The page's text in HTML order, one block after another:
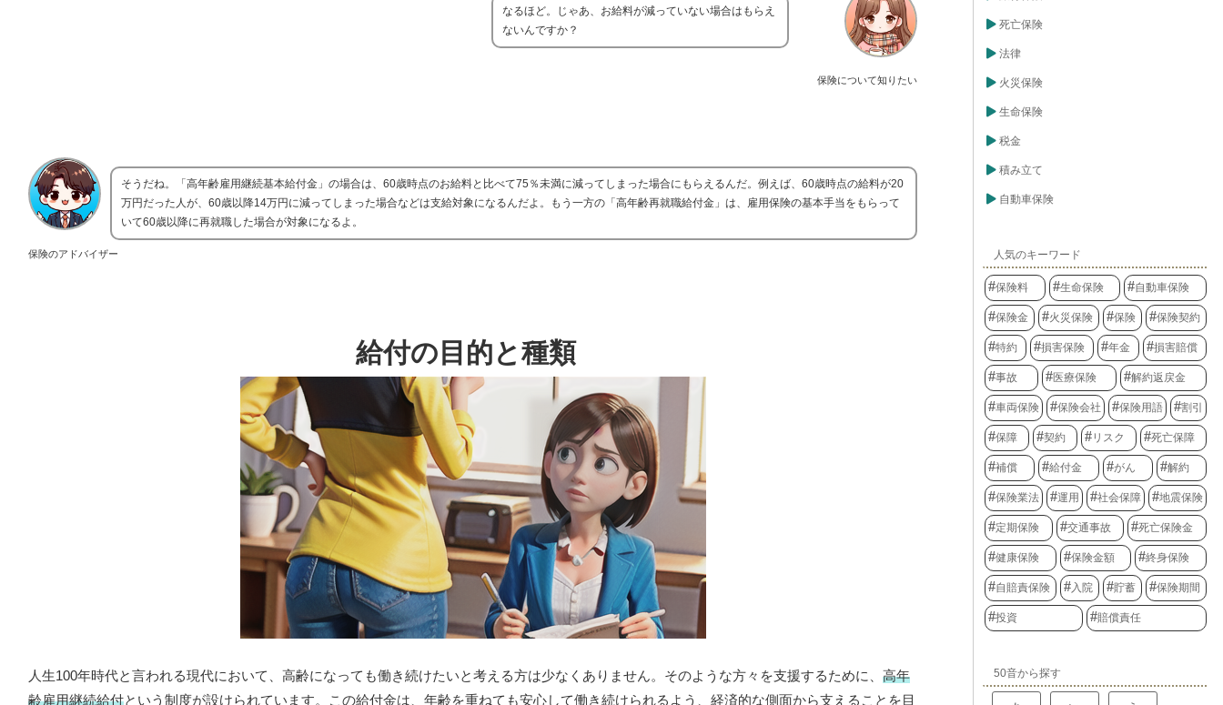
保険について知りたい
なるほど。じゃあ、お給料が減っていない場合はもらえ
ないんですか？
保険のアドバイザー
そうだね。「高年齢雇用継続基本給付金」の場合は、60歳時点のお給料と比べて75％未満に減ってしまった場合にもらえるんだ。例えば、60歳時点の給料が20
万円だった人が、60歳以降14万円に減ってしまった場合などは支給対象になるんだよ。もう一方の「高年齢再就職給付金」は、雇用保険の基本手当をもらって
いて60歳以降に再就職した場合が対象になるよ。
給付の目的と種類
人生100年時代と言われる現代において、高齢になっても働き続けたいと考える方は少なくありません。そのような方々を支援するために、 高年
齢雇用継続給付という制度が設けられています。この給付金は、年齢を重ねても安心して働き続けられるよう、経済的な側面から支えることを目
死亡保険
法律
火災保険
生命保険
税金
積み立て
自動車保険
人気のキーワード
保険料 生命保険 自動車保険
保険金 火災保険 保険 保険契約
特約 損害保険 年金 損害賠償
事故 医療保険 解約返戻金
車両保険 保険会社 保険用語 割引
保障 契約 リスク 死亡保障
補償 給付金 がん 解約
保険業法 運用 社会保障 地震保険
定期保険 交通事故 死亡保険金
健康保険 保険金額 終身保険
自賠責保険 入院 貯蓄 保険期間
投資 賠償責任
50音から探す